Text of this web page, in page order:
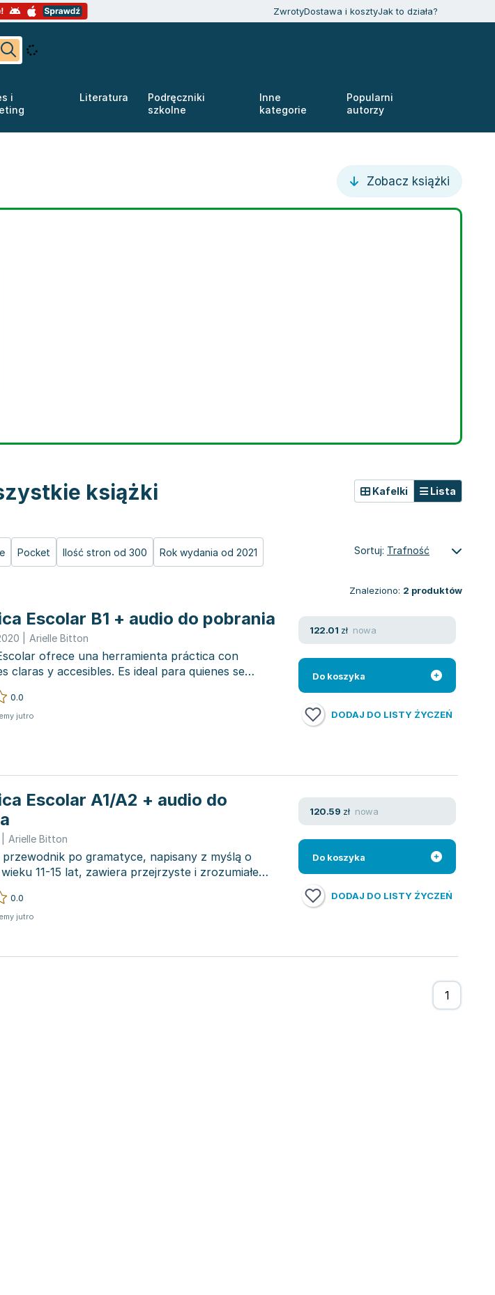
ZwrotyDostawa i kosztyJak to działa?
i
Literatura
Podręczniki
szkolne
Inne
kategorie
Popularni
autorzy
Zobacz książki
książki
Pocket Ilość stron od 300 Rok wydania od 2021
Kafelki Lista
Sortuj: Trafność
Znaleziono: 2 produktów
Escolar B1 + audio do pobrania
Arielle Bitton
ofrece una herramienta práctica con
claras y accesibles. Es ideal para quienes se
lo...
0.0
jutro
122.01 zł nowa
Do koszyka
DODAJ DO LISTY ŻYCZEŃ
Escolar A1/A2 + audio do
Arielle Bitton
po gramatyce, napisany z myślą o
11-15 lat, zawiera przejrzyste i zrozumiałe
0.0
jutro
120.59 zł nowa
Do koszyka
DODAJ DO LISTY ŻYCZEŃ